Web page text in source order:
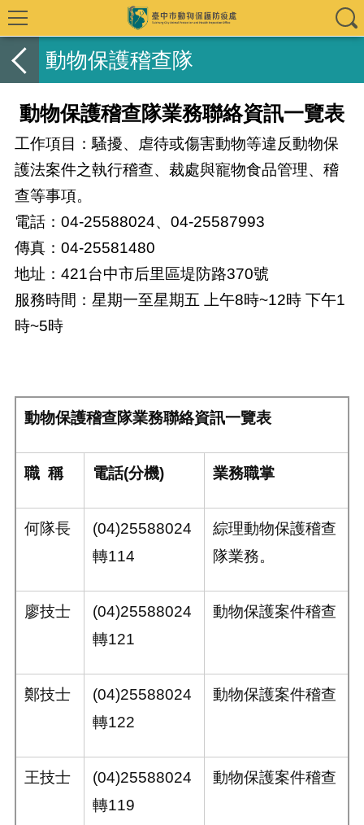
動物保護稽查隊
動物保護稽查隊業務聯絡資訊一覽表
工作項目：騷擾、虐待或傷害動物等違反動物保
護法案件之執行稽查、裁處與寵物食品管理、稽
查等事項。
電話：04-25588024、04-25587993
傳真：04-25581480
地址： 421台中市后里區堤防路370號
服務時間：星期一至星期五 上午8時~12時 下午1
時~5時
動物保護稽查隊業務聯絡資訊一覽表
職 稱 電話(分機) 業務職掌
何隊長
(04)25588024
轉114
綜理動物保護稽查
隊業務。
廖技士
(04)25588024
轉121
動物保護案件稽查
鄭技士
(04)25588024
轉122
動物保護案件稽查
王技士
(04)25588024
轉119
動物保護案件稽查